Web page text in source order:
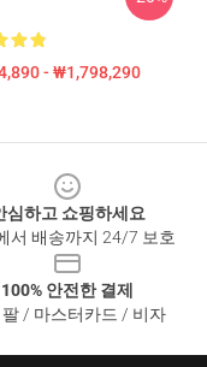
- ₩1,798,290
심하고 쇼핑하세요
서 배송까지 24/7 보호
100% 안전한 결제
/ 마스터카드 / 비자